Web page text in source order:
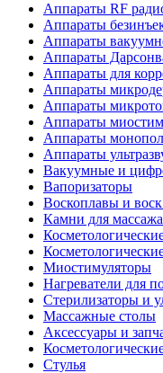
Аппараты RF
Аппараты
Аппараты
Аппараты
Аппараты для
Аппараты
Аппараты
Аппараты
Аппараты
Аппараты
Вакуумные и
Вапоризаторы
Воскоплавы и
Камни для
Миостимуляторы
Нагреватели для
Стерилизаторы и
Массажные столы
Аксессуары и
Стулья